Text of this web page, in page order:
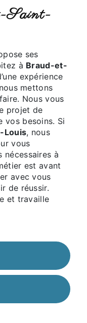
ses
à Braud-et-
expérience
mettons
Nous vous
projet de
vos besoins. Si
Louis, nous
vous
nécessaires à
est avant
avec vous
de réussir.
et travaille